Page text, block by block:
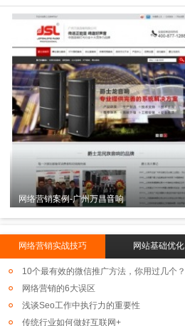
网络营销案例-广州万昌音响
网络营销实战技巧 网站基础优化
10个最有效的微信推广方法，你用过几个？
网络营销的6大误区
浅谈Seo工作中执行力的重要性
传统行业如何做好互联网+